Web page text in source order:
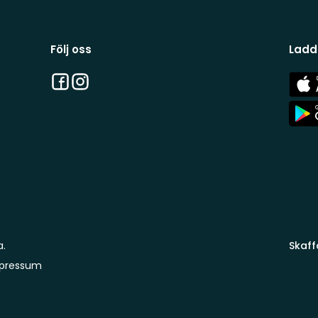
Följ oss
Facebook
Instagram
App
Store
App
Store